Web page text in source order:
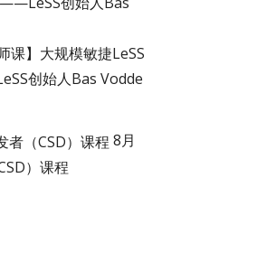
课】大规模敏捷LeSS
创始人Bas Vodde
8月
）课程